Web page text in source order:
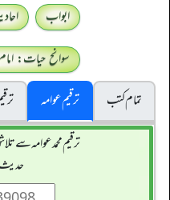
ابواب
سوانح حیات:
تمام کتب
ترقیم عوامہ
ترقیم محمدعوامہ سے
حدیث